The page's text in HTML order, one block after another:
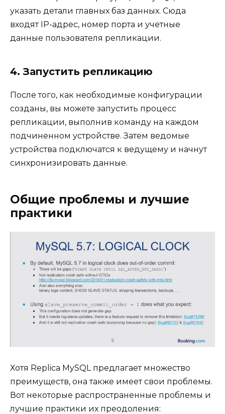
указать детали главных баз данных. Сюда
входят IP-адрес, номер порта и учетные
данные пользователя репликации.
4. Запустить репликацию
После того, как необходимые конфигурации
созданы, вы можете запустить процесс
репликации, выполнив команду на каждом
подчиненном устройстве. Затем ведомые
устройства подключатся к ведущему и начнут
синхронизировать данные.
Общие проблемы и лучшие
практики
Хотя Replica MySQL предлагает множество
преимуществ, она также имеет свои проблемы.
Вот некоторые распространенные проблемы и
лучшие практики их преодоления: